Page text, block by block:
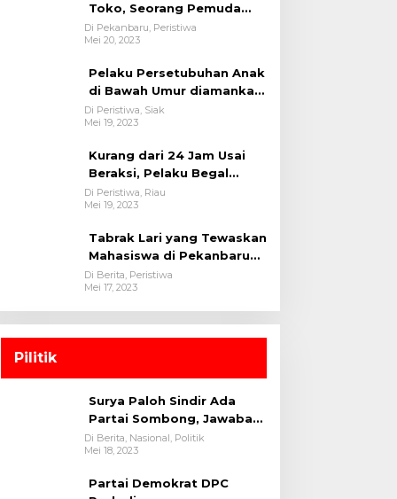
Toko, Seorang Pemuda
Diamankan Polsek Bukit
Raya
Di Pekanbaru, Peristiwa
Mei 20, 2023
Pelaku Persetubuhan Anak
di Bawah Umur diamankan
oleh tim Opsnal Polsek
Tualang-Polres Siak-Polda
Di Peristiwa, Siak
Mei 19, 2023
Kurang dari 24 Jam Usai
Beraksi, Pelaku Begal
Berhasil Di Bekuk
Satreskrim Polres
Di Peristiwa, Riau
Mei 19, 2023
Tabrak Lari yang Tewaskan
Mahasiswa di Pekanbaru
Ditangkap Polisi
Di Berita, Peristiwa
Mei 17, 2023
Pilitik
Surya Paloh Sindir Ada
Partai Sombong, Jawaban
Megawati
Di Berita, Nasional, Politik
Mei 18, 2023
Partai Demokrat DPC